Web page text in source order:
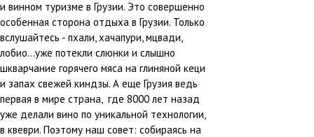
и винном туризме в Грузии. Это совершенно
особенная сторона отдыха в Грузии. Только
вслушайтесь - пхали, хачапури, мцвади,
лобио...уже потекли слюнки и слышно
шкварчание горячего мяса на глиняной кеци
и запах свежей киндзы. А еще Грузия ведь
первая в мире страна, где 8000 лет назад
уже делали вино по уникальной технологии,
в квеври. Поэтому наш совет: собираясь на